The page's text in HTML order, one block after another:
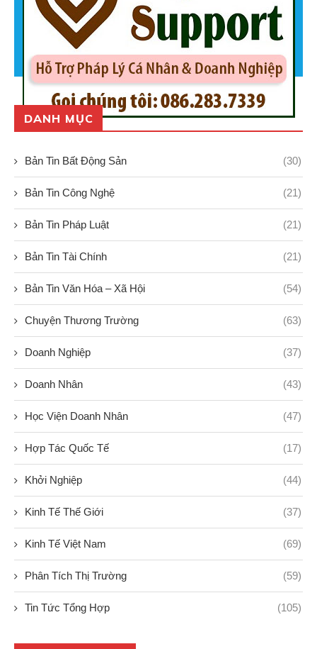
DANH MỤC
Bản Tin Bất Động Sản (30)
Bản Tin Công Nghệ (21)
Bản Tin Pháp Luật (21)
Bản Tin Tài Chính (21)
Bản Tin Văn Hóa – Xã Hội (54)
Chuyện Thương Trường (63)
Doanh Nghiệp (37)
Doanh Nhân (43)
Học Viện Doanh Nhân (47)
Hợp Tác Quốc Tế (17)
Khởi Nghiệp (44)
Kinh Tế Thế Giới (37)
Kinh Tế Việt Nam (69)
Phân Tích Thị Trường (59)
Tin Tức Tổng Hợp (105)